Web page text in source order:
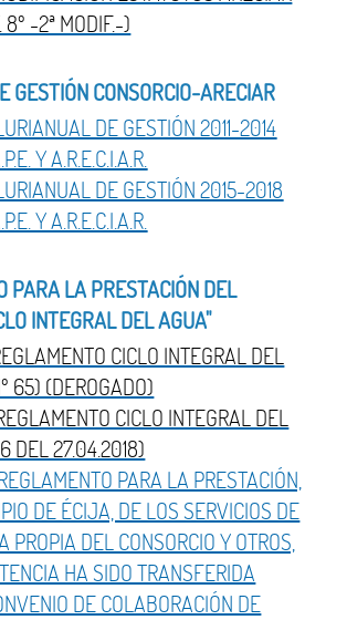
8º -2ª MODIF.-)
GESTIÓN CONSORCIO-ARECIAR
DE GESTIÓN 2011-2014
Y A.R.E.C.I.A.R.
DE GESTIÓN 2015-2018
Y A.R.E.C.I.A.R.
PARA LA PRESTACIÓN DEL
INTEGRAL DEL AGUA"
CICLO INTEGRAL DEL
65) (DEROGADO)
CICLO INTEGRAL DEL
DEL 27.04.2018)
PARA LA PRESTACIÓN,
DE ÉCIJA, DE LOS SERVICIOS DE
PROPIA DEL CONSORCIO Y OTROS,
HA SIDO TRANSFERIDA
DE COLABORACIÓN DE